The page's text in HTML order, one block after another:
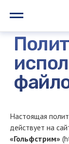
файлов
Настоящая
действует на
«Гольфстрим»